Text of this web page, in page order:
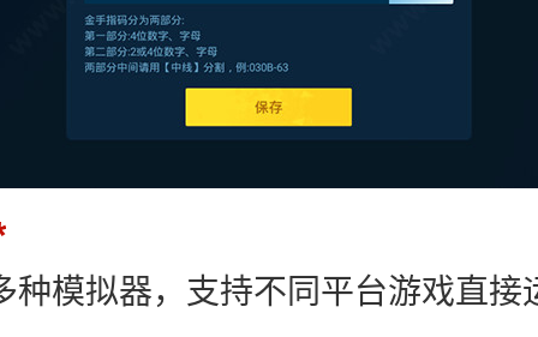
种模拟器，支持不同平台游戏直接